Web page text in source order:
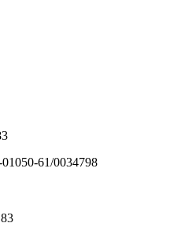
61/0034798